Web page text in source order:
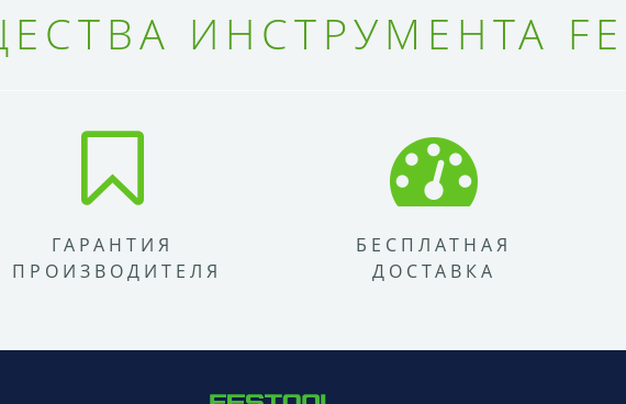
ИНСТРУМЕНТА
ГАРАНТИЯ
ПРОИЗВОДИТЕЛЯ
БЕСПЛАТНАЯ
ДОСТАВКА